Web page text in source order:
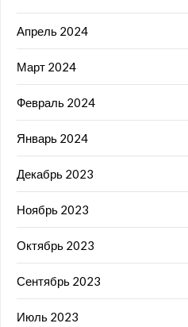
Апрель 2024
Март 2024
Февраль 2024
Январь 2024
Декабрь 2023
Ноябрь 2023
Октябрь 2023
Сентябрь 2023
Июль 2023